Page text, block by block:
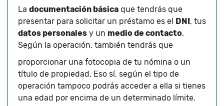
La documentación básica que tendrás que
presentar para solicitar un préstamo es el DNI, tus
datos personales y un medio de contacto.
Según la operación, también tendrás que
proporcionar una fotocopia de tu nómina o un
título de propiedad. Eso sí, según el tipo de
operación tampoco podrás acceder a ella si tienes
una edad por encima de un determinado límite.